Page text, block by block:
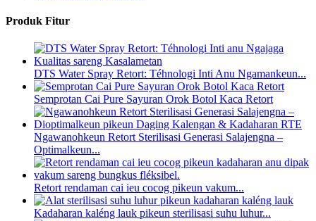
Produk Fitur
DTS Water Spray Retort: ​​Téhnologi Inti Anu Ngamankeun...
Semprotan Cai Pure Sayuran Orok Botol Kaca Retort
Ngawanohkeun Retort Sterilisasi Generasi Salajengna –
Optimalkeun...
Retort rendaman cai ieu cocog pikeun vakum...
Kadaharan kaléng lauk pikeun sterilisasi suhu luhur...